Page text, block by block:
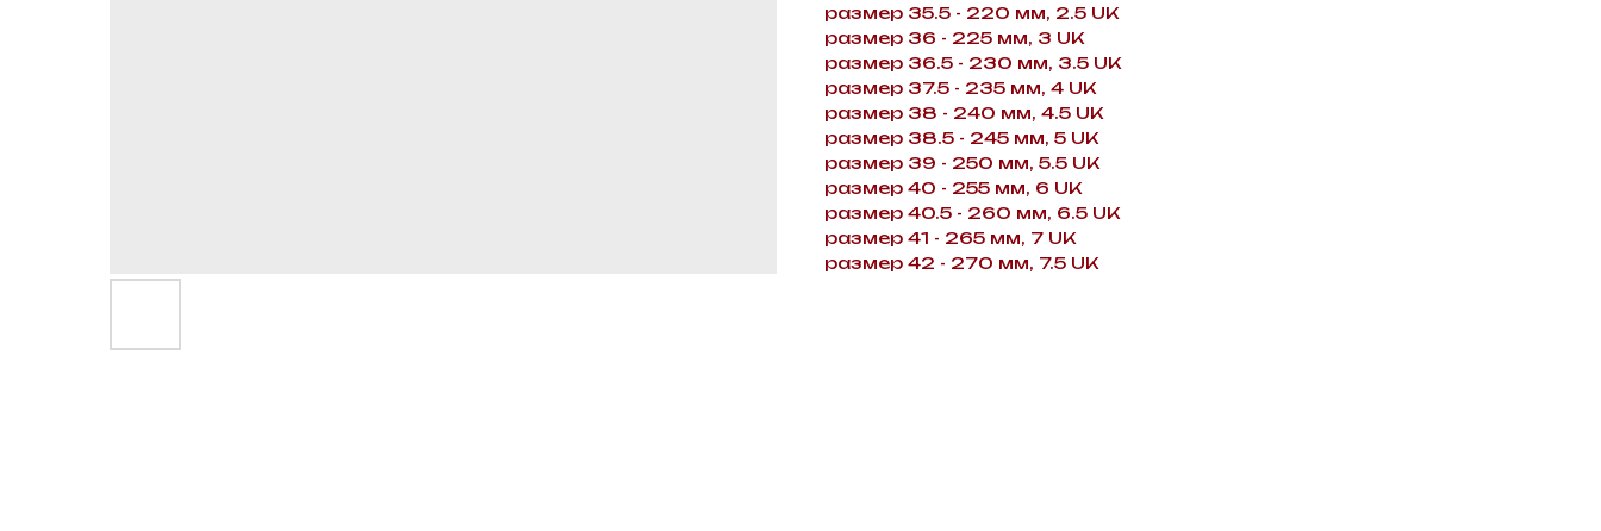
размер 35.5 - 220 мм, 2.5 UK
размер 36 - 225 мм, 3 UK
размер 36.5 - 230 мм, 3.5 UK
размер 37.5 - 235 мм, 4 UK
размер 38 - 240 мм, 4.5 UK
размер 38.5 - 245 мм, 5 UK
размер 39 - 250 мм, 5.5 UK
размер 40 - 255 мм, 6 UK
размер 40.5 - 260 мм, 6.5 UK
размер 41 - 265 мм, 7 UK
размер 42 - 270 мм, 7.5 UK